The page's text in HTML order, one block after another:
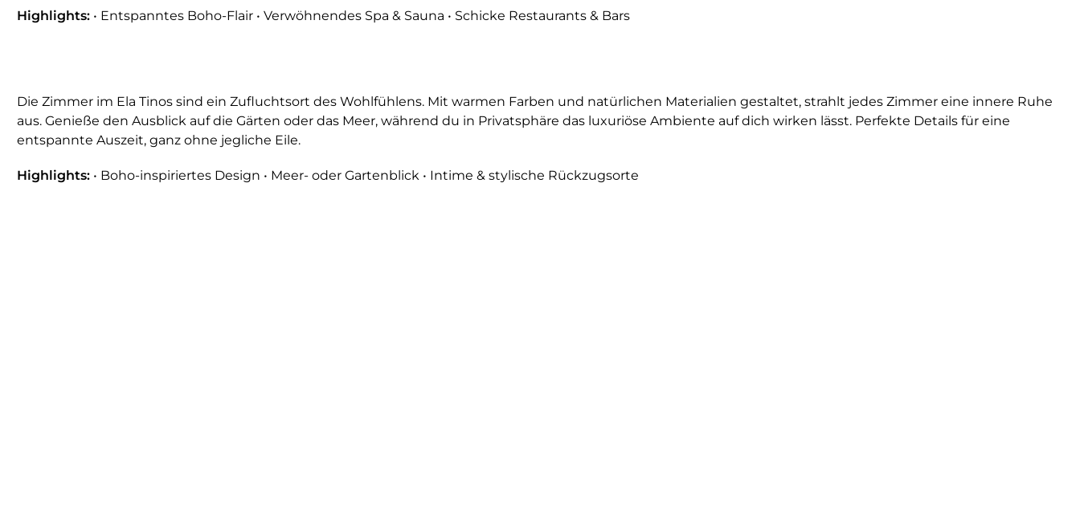
Highlights: • Entspanntes Boho-Flair • Verwöhnendes Spa & Sauna • Schicke Restaurants & Bars
Die Zimmer im Ela Tinos sind ein Zufluchtsort des Wohlfühlens. Mit warmen Farben und natürlichen Materialien gestaltet, strahlt jedes Zimmer eine innere Ruhe
aus. Genieße den Ausblick auf die Gärten oder das Meer, während du in Privatsphäre das luxuriöse Ambiente auf dich wirken lässt. Perfekte Details für eine
entspannte Auszeit, ganz ohne jegliche Eile.
Highlights: • Boho-inspiriertes Design • Meer- oder Gartenblick • Intime & stylische Rückzugsorte